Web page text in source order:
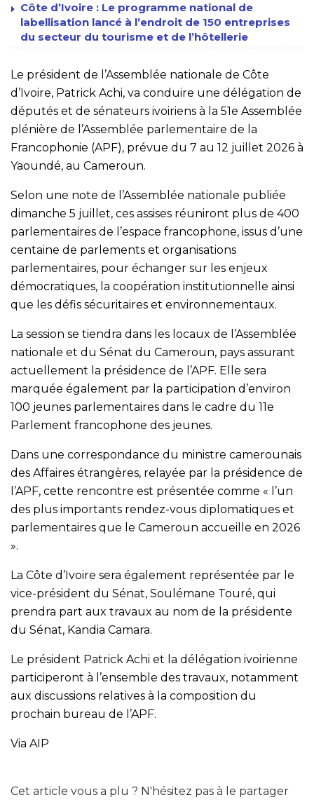
Côte d’Ivoire : Le programme national de
labellisation lancé à l’endroit de 150 entreprises
du secteur du tourisme et de l’hôtellerie
Le président de l’Assemblée nationale de Côte
d’Ivoire, Patrick Achi, va conduire une délégation de
députés et de sénateurs ivoiriens à la 51e Assemblée
plénière de l’Assemblée parlementaire de la
Francophonie (APF), prévue du 7 au 12 juillet 2026 à
Yaoundé, au Cameroun.
Selon une note de l’Assemblée nationale publiée
dimanche 5 juillet, ces assises réuniront plus de 400
parlementaires de l’espace francophone, issus d’une
centaine de parlements et organisations
parlementaires, pour échanger sur les enjeux
démocratiques, la coopération institutionnelle ainsi
que les défis sécuritaires et environnementaux.
La session se tiendra dans les locaux de l’Assemblée
nationale et du Sénat du Cameroun, pays assurant
actuellement la présidence de l’APF. Elle sera
marquée également par la participation d’environ
100 jeunes parlementaires dans le cadre du 11e
Parlement francophone des jeunes.
Dans une correspondance du ministre camerounais
des Affaires étrangères, relayée par la présidence de
l’APF, cette rencontre est présentée comme « l’un
des plus importants rendez-vous diplomatiques et
parlementaires que le Cameroun accueille en 2026
».
La Côte d’Ivoire sera également représentée par le
vice-président du Sénat, Soulémane Touré, qui
prendra part aux travaux au nom de la présidente
du Sénat, Kandia Camara.
Le président Patrick Achi et la délégation ivoirienne
participeront à l’ensemble des travaux, notamment
aux discussions relatives à la composition du
prochain bureau de l’APF.
Via AIP
Cet article vous a plu ? N'hésitez pas à le partager